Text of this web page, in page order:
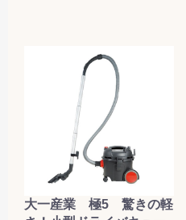
大一産業 極5 驚きの軽